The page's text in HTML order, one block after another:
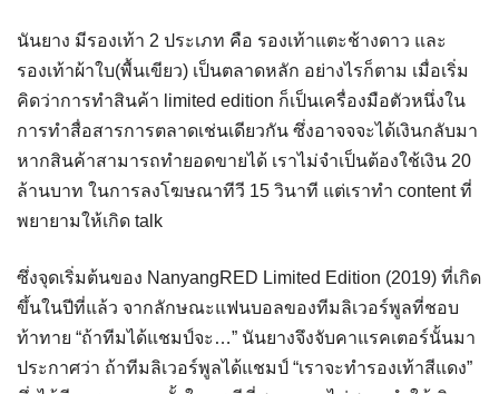
นันยาง มีรองเท้า 2 ประเภท คือ รองเท้าแตะช้างดาว และ
รองเท้าผ้าใบ(พื้นเขียว) เป็นตลาดหลัก อย่างไรก็ตาม เมื่อเริ่ม
คิดว่าการทำสินค้า limited edition ก็เป็นเครื่องมือตัวหนึ่งใน
การทำสื่อสารการตลาดเช่นเดียวกัน ซึ่งอาจจจะได้เงินกลับมา
หากสินค้าสามารถทำยอดขายได้ เราไม่จำเป็นต้องใช้เงิน 20
ล้านบาท ในการลงโฆษณาทีวี 15 วินาที แต่เราทำ content ที่
พยายามให้เกิด talk
ซึ่งจุดเริ่มต้นของ NanyangRED Limited Edition (2019) ที่เกิด
ขึ้นในปีที่แล้ว จากลักษณะแฟนบอลของทีมลิเวอร์พูลที่ชอบ
ท้าทาย “ถ้าทีมได้แชมป์จะ…” นันยางจึงจับคาแรคเตอร์นั้นมา
ประกาศว่า ถ้าทีมลิเวอร์พูลได้แชมป์ “เราจะทำรองเท้าสีแดง”